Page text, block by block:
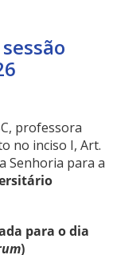
professora
no inciso I, Art.
Senhoria para a
para o dia
)